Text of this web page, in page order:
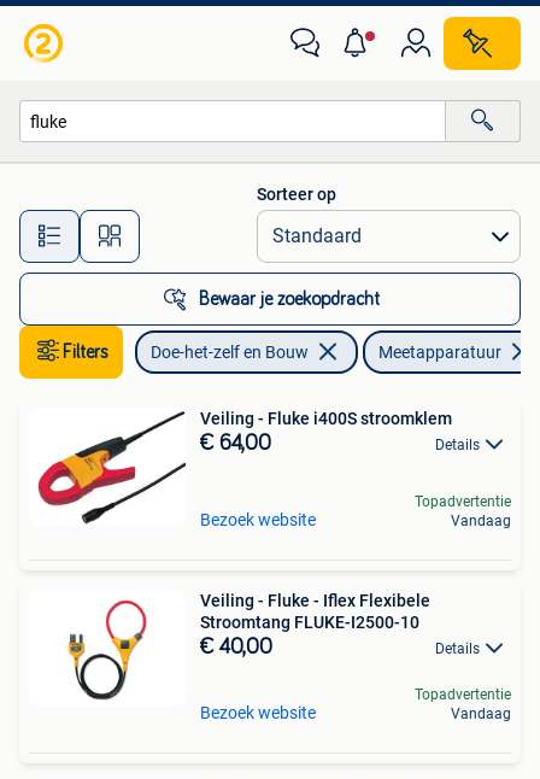
Alle afstanden…
Sorteer op
Bewaar je zoekopdracht
Filters Doe-het-zelf en Bouw Meetapparatuur
Veiling - Fluke i400S stroomklem
€ 64,00 Details
Bezoek website
Topadvertentie
Vandaag
Veiling - Fluke - Iflex Flexibele
Stroomtang FLUKE-I2500-10
€ 40,00 Details
Bezoek website
Topadvertentie
Vandaag